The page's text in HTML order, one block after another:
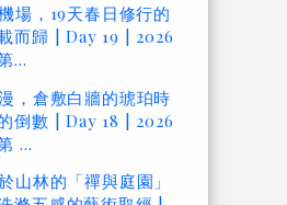
場，19天春日修行的
而歸 | Day 19 | 2026
...
，倉敷白牆的琥珀時
倒數 | Day 18 | 2026
...
山林的「禪與庭園」